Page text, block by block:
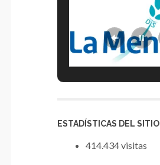
ESTADÍSTICAS DEL SITIO
414.434 visitas